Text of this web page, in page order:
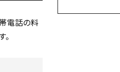
電話の料